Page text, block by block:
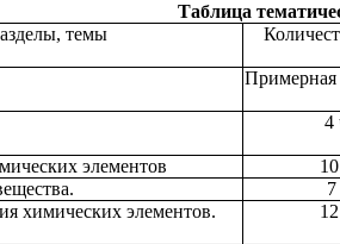
Таблица
темы
Примерная
4
элементов
химических элементов.